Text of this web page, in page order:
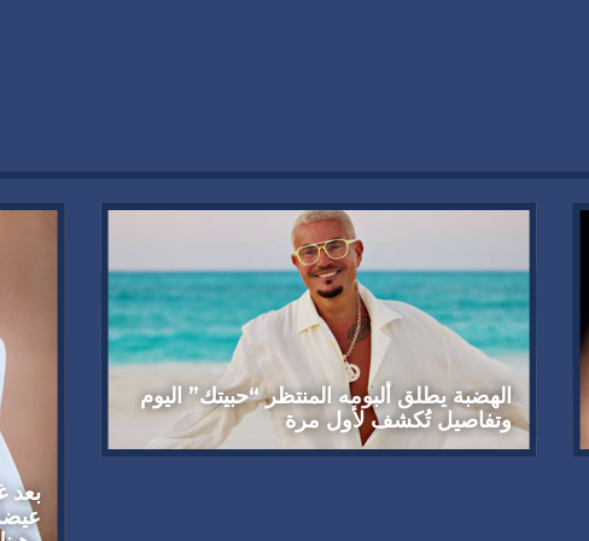
الهضبة يطلق ألبومه المنتظر “حبيتك” اليوم
وتفاصيل تُكشف لأول مرة